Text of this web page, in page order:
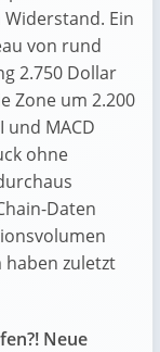
Widerstand. Ein
von rund
2.750 Dollar
Zone um 2.200
und MACD
ohne
Daten
haben zuletzt
Neue